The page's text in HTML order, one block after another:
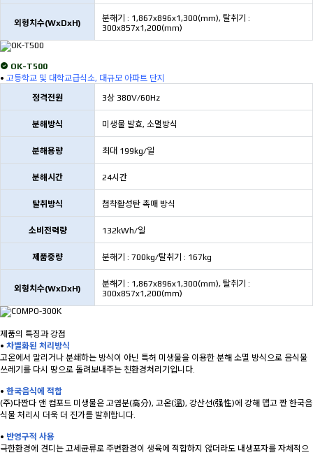
외형치수(WxDxH)
분해기 : 1,867x896x1,300(mm), 탈취기 :
300x857x1,200(mm)
OK-T500
• 고등학교 및 대학교급식소, 대규모 아파트 단지
정격전원
3상 380V/60Hz
분해방식 미생물 발효, 소멸방식
분해용량 최대 199kg/일
분해시간 24시간
탈취방식 첨착활성탄 촉매 방식
소비전력량 132kWh/일
제품중량 분해기 : 700kg/탈취기 : 167kg
외형치수(WxDxH)
분해기 : 1,867x896x1,300(mm), 탈취기 :
300x857x1,200(mm)
제품의 특징과 강점
• 차별화된 처리방식
고온에서 말리거나 분쇄하는 방식이 아닌 특허 미생물을 이용한 분해 소멸 방식으로 음식물
쓰레기를 다시 땅으로 돌려보내주는 친환경처리기입니다.
• 한국음식에 적합
(주)다짠다 앤 컴포드 미생물은 고염분(高分), 고온(溫), 강산선(强性)에 강해 맵고 짠 한국음
식물 처리시 더욱 더 진가를 발휘합니다.
• 반영구적 사용
극한환경에 견디는 고세균류로 주변환경이 생육에 적합하지 않더라도 내생포자를 자체적으